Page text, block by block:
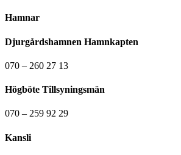
Hamnar
Djurgårdshamnen Hamnkapten
070 – 260 27 13
Högböte Tillsyningsmän
070 – 259 92 29
Kansli